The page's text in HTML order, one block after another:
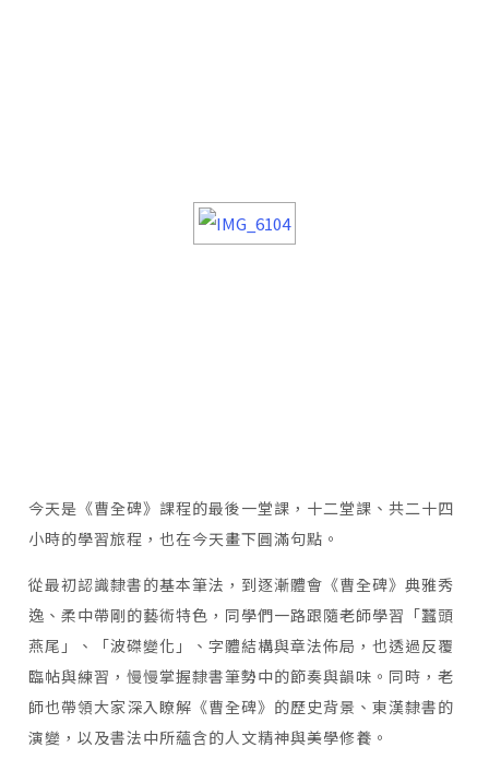
今天是《曹全碑》課程的最後一堂課，十二堂課、共二十四
小時的學習旅程，也在今天畫下圓滿句點。
從最初認識隸書的基本筆法，到逐漸體會《曹全碑》典雅秀
逸、柔中帶剛的藝術特色，同學們一路跟隨老師學習「蠶頭
燕尾」、「波磔變化」、字體結構與章法佈局，也透過反覆
臨帖與練習，慢慢掌握隸書筆勢中的節奏與韻味。同時，老
師也帶領大家深入瞭解《曹全碑》的歷史背景、東漢隸書的
演變，以及書法中所蘊含的人文精神與美學修養。